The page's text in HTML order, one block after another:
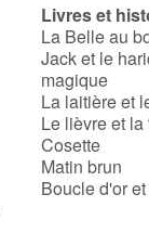
Livres et
La Belle au
Jack et le
magique
La laitière et
Le lièvre et la
Cosette
Matin brun
Boucle d'or